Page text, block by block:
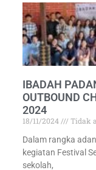
IBADAH
OUTBOUND
2024
18/11/2024
Tidak
Dalam rangka
kegiatan Festival
sekolah,